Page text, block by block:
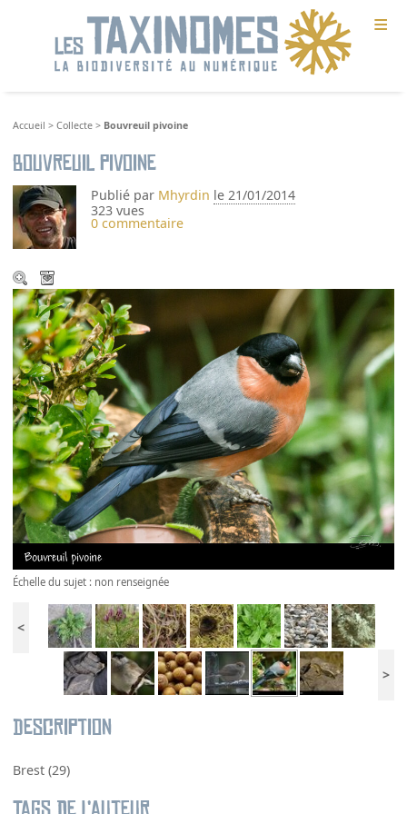
≡
Accueil >Collecte > Bouvreuil pivoine
Bouvreuil pivoine
Publié par Mhyrdin le 21/01/2014
323 vues
0 commentaire
Échelle du sujet : non renseignée
<
>
Description
Brest (29)